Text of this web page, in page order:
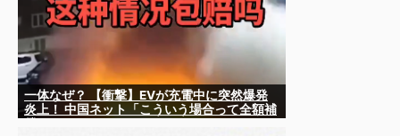
一体なぜ？ 【衝撃】EVが充電中に突然爆発
炎上！ 中国ネット「こういう場合って全額補